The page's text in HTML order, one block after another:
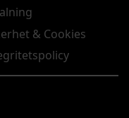
& Cookies